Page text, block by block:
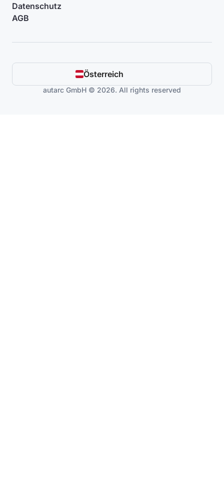
Datenschutz
AGB
Österreich
autarc GmbH © 2026. All rights reserved